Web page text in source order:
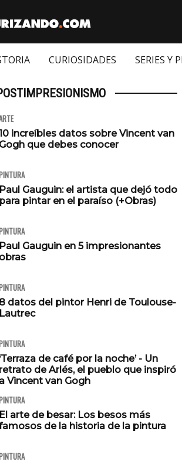
CURIOSIDADES SERIES Y
increíbles datos sobre Vincent van
Gogh que debes conocer
Paul Gauguin: el artista que dejó todo
para pintar en el paraíso (+Obras)
Paul Gauguin en 5 impresionantes
obras
8 datos del pintor Henri de Toulouse-
Lautrec
‘Terraza de café por la noche’ - Un
retrato de Arlés, el pueblo que inspiró
a Vincent van Gogh
El arte de besar: Los besos más
de la historia de la pintura